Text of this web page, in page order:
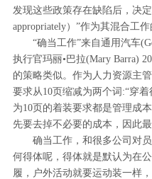
发现这些政策存在缺陷后，决
appropriately）”作为其混合工作
“确当工作”来自通用汽车
执行官玛丽•巴拉(Mary Barra)
的策略类似。作为人力资源主
要求从10页缩减为两个词:“穿着
为10页的着装要求都是管理成
先要去掉不必要的成本，因此
确当工作，和很多公司对
何得体呢，得体就是默认为在
履，户外活动就要运动装一样